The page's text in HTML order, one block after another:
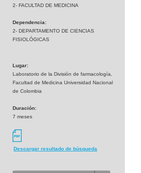
2- FACULTAD DE MEDICINA
Dependencia:
2- DEPARTAMENTO DE CIENCIAS
FISIOLÓGICAS
Lugar:
Laboratorio de la División de farmacología,
Facultad de Medicina Universidad Nacional
de Colombia
Duración:
7 meses
Descargar resultado de búsqueda